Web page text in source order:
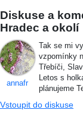
Diskuse a
Hradec a okolí
annafr
Tak se mi
vzpomínky
Třebíči,
Letos s
plánujeme
Vstoupit do diskuse